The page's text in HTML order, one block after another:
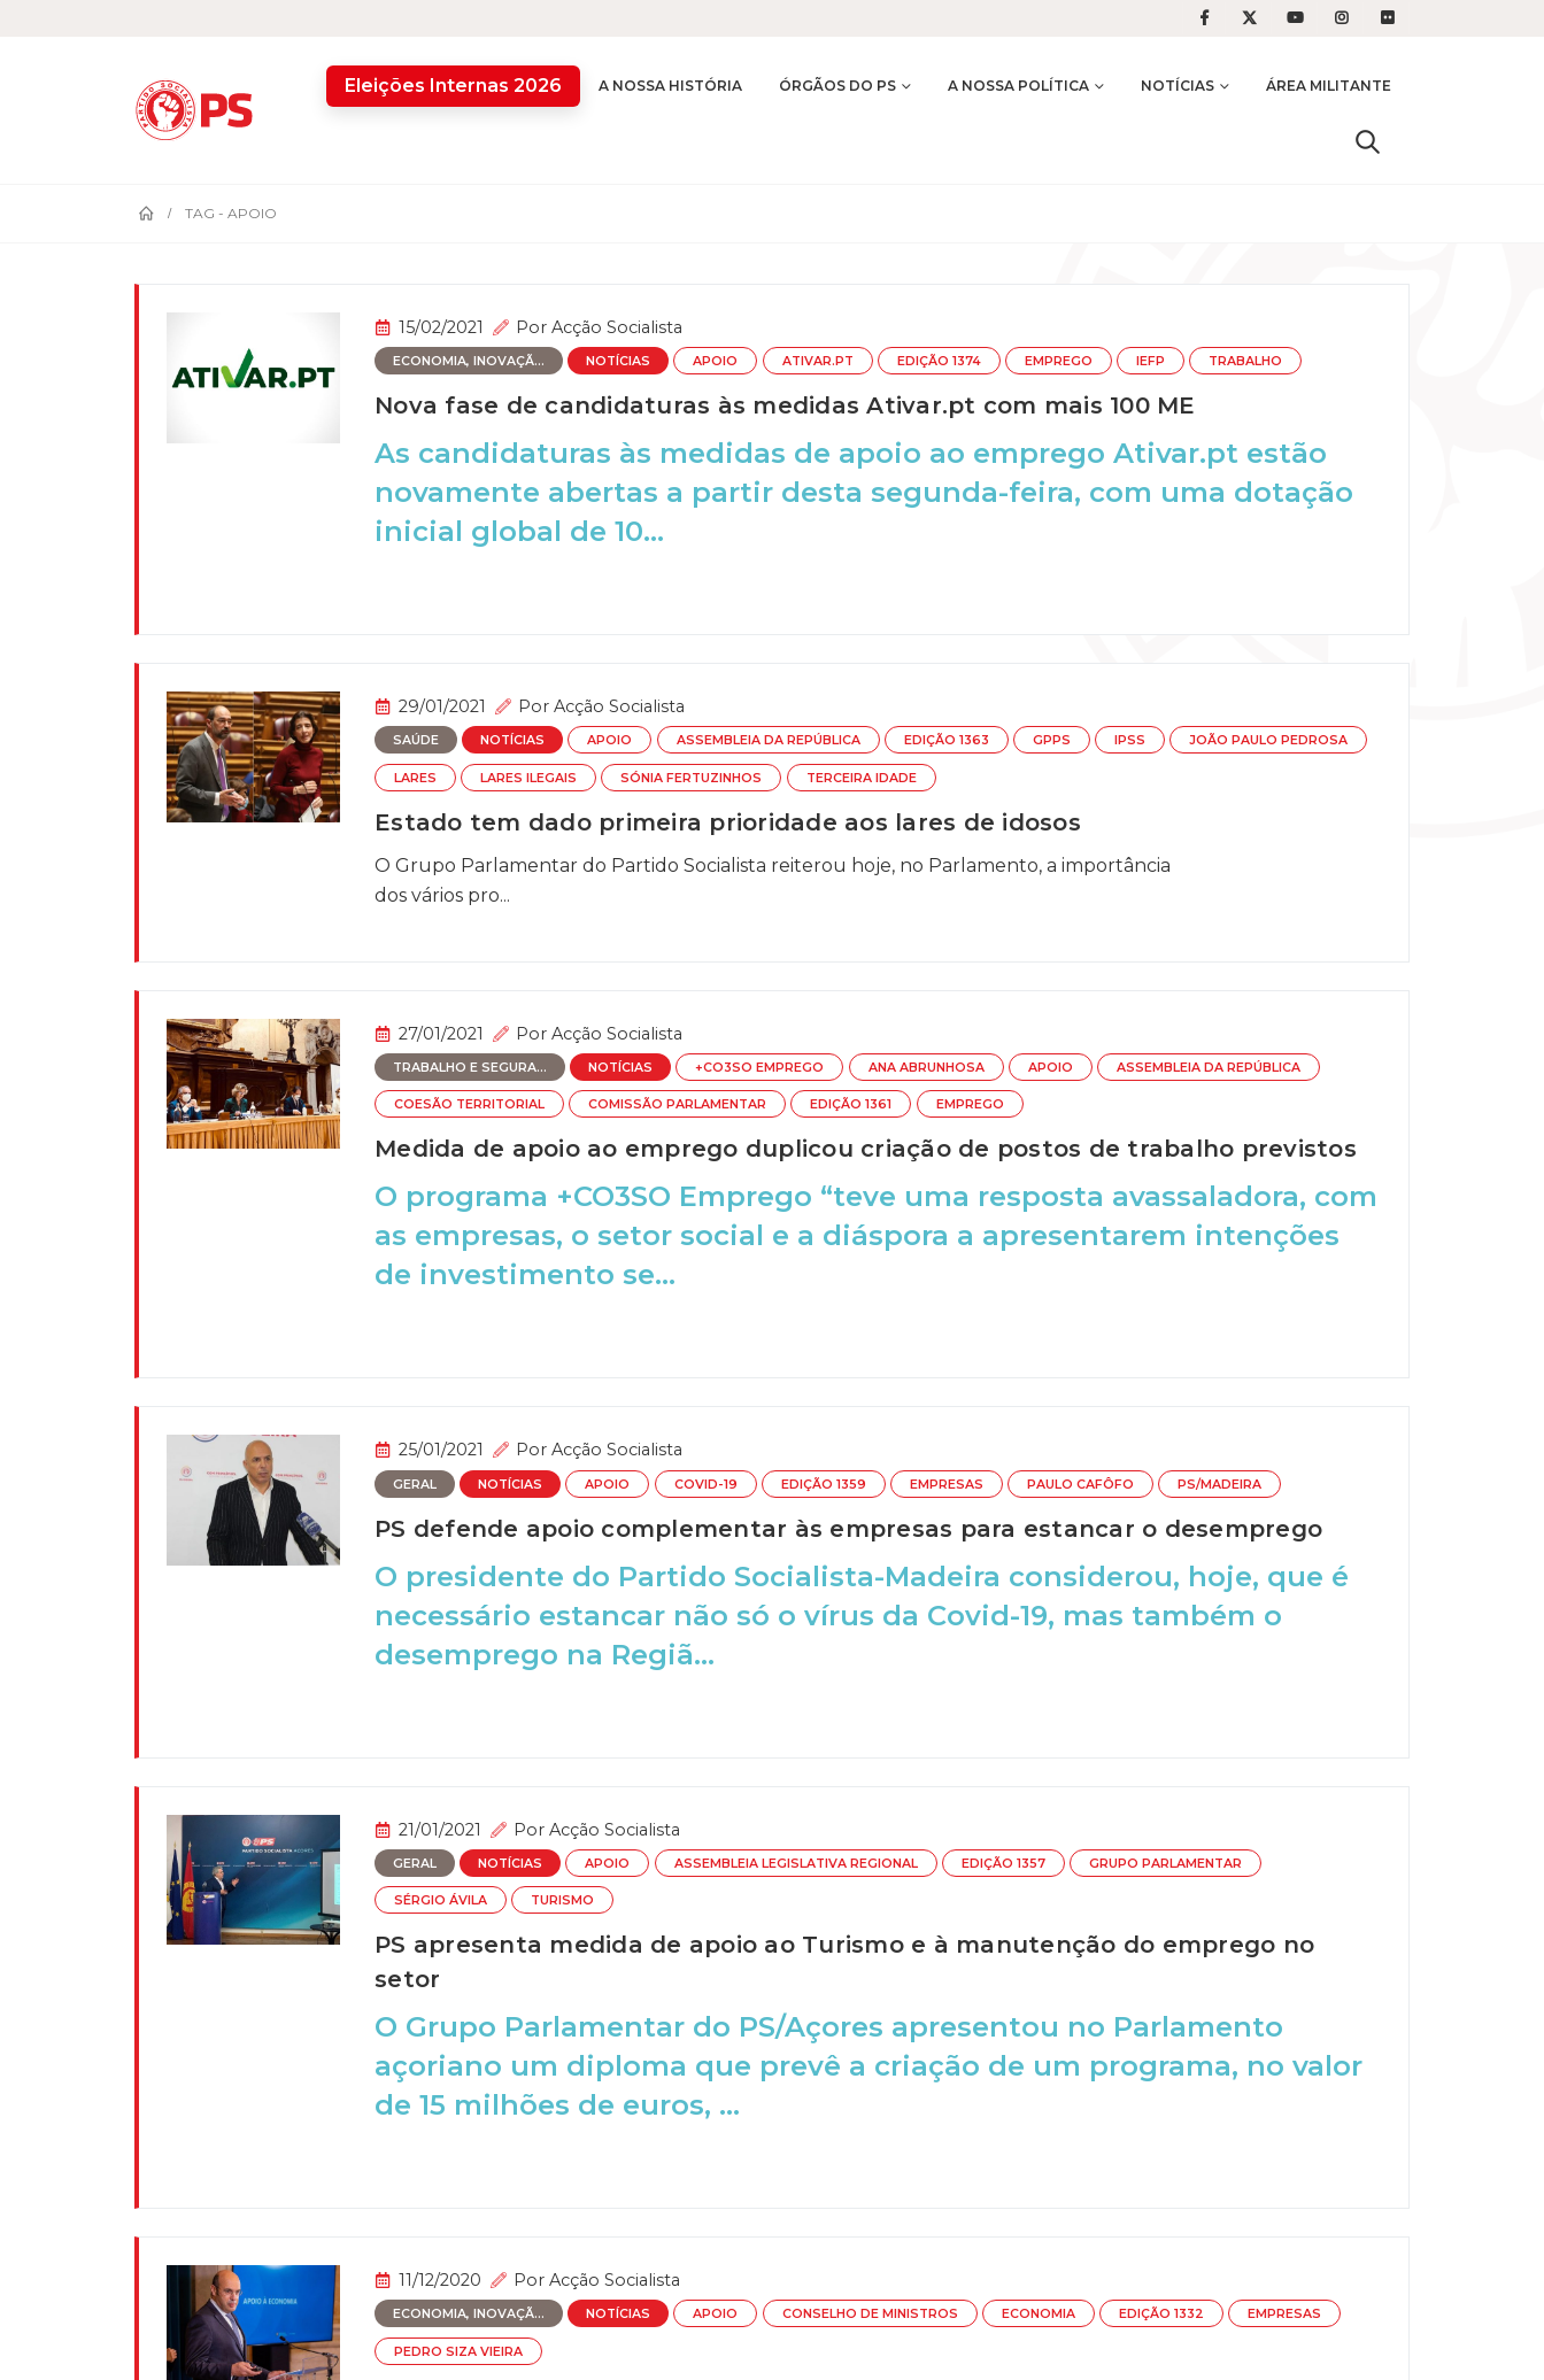
Eleições Internas 2026 A NOSSA HISTÓRIA ÓRGÃOS DO PS A NOSSA POLÍTICA NOTÍCIAS ÁREA MILITANTE
TAG - APOIO
15/02/2021 Por Acção Socialista
ECONOMIA, INOVAÇÃ... NOTÍCIAS APOIO ATIVAR.PT EDIÇÃO 1374 EMPREGO IEFP TRABALHO
Nova fase de candidaturas às medidas Ativar.pt com mais 100 ME
As candidaturas às medidas de apoio ao emprego Ativar.pt estão
novamente abertas a partir desta segunda-feira, com uma dotação
inicial global de 10...
29/01/2021 Por Acção Socialista
SAÚDE NOTÍCIAS APOIO ASSEMBLEIA DA REPÚBLICA EDIÇÃO 1363 GPPS IPSS JOÃO PAULO PEDROSA
LARES LARES ILEGAIS SÓNIA FERTUZINHOS TERCEIRA IDADE
Estado tem dado primeira prioridade aos lares de idosos
O Grupo Parlamentar do Partido Socialista reiterou hoje, no Parlamento, a importância
dos vários pro...
27/01/2021 Por Acção Socialista
TRABALHO E SEGURA... NOTÍCIAS +CO3SO EMPREGO ANA ABRUNHOSA APOIO ASSEMBLEIA DA REPÚBLICA
COESÃO TERRITORIAL COMISSÃO PARLAMENTAR EDIÇÃO 1361 EMPREGO
Medida de apoio ao emprego duplicou criação de postos de trabalho previstos
O programa +CO3SO Emprego “teve uma resposta avassaladora, com
as empresas, o setor social e a diáspora a apresentarem intenções
de investimento se...
25/01/2021 Por Acção Socialista
GERAL NOTÍCIAS APOIO COVID-19 EDIÇÃO 1359 EMPRESAS PAULO CAFÔFO PS/MADEIRA
PS defende apoio complementar às empresas para estancar o desemprego
O presidente do Partido Socialista-Madeira considerou, hoje, que é
necessário estancar não só o vírus da Covid-19, mas também o
desemprego na Regiã...
21/01/2021 Por Acção Socialista
GERAL NOTÍCIAS APOIO ASSEMBLEIA LEGISLATIVA REGIONAL EDIÇÃO 1357 GRUPO PARLAMENTAR
SÉRGIO ÁVILA TURISMO
PS apresenta medida de apoio ao Turismo e à manutenção do emprego no
setor
O Grupo Parlamentar do PS/Açores apresentou no Parlamento
açoriano um diploma que prevê a criação de um programa, no valor
de 15 milhões de euros, ...
11/12/2020 Por Acção Socialista
ECONOMIA, INOVAÇÃ... NOTÍCIAS APOIO CONSELHO DE MINISTROS ECONOMIA EDIÇÃO 1332 EMPRESAS
PEDRO SIZA VIEIRA